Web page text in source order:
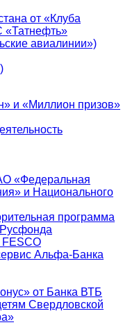
от «Клуба
«Татнефть»
авиалинии»)
и «Миллион призов»
«Федеральная
и Национального
программа
FESCO
Альфа-Банка
от Банка ВТБ
Свердловской